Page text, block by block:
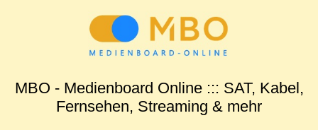
MBO - Medienboard Online ::: SAT, Kabel,
Fernsehen, Streaming & mehr